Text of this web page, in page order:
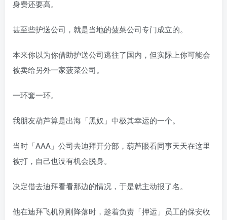
身费还要高。
甚至些护送公司，就是当地的菠菜公司专门成立的。
本来你以为你借助护送公司逃往了国内，但实际上你可能会
被卖给另外一家菠菜公司。
一环套一环。
我朋友葫芦算是出海「黑奴」中极其幸运的一个。
当时「AAA」公司去迪拜开分部，葫芦眼看同事天天在这里
被打，自己也没有机会脱身。
决定借去迪拜看看那边的情况，于是就主动报了名。
他在迪拜飞机刚刚降落时，趁着负责「押运」员工的保安收